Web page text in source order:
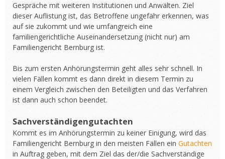
Gespräche mit weiteren Institutionen und Anwälten. Ziel
dieser Auflistung ist, das Betroffene ungefähr erkennen, was
auf sie zukommt und wie umfangreich eine
familiengerichtliche Auseinandersetzung (nicht nur) am
Familiengericht Bernburg ist.
Bis zum ersten Anhörungstermin geht alles sehr schnell. In
vielen Fällen kommt es dann direkt in diesem Termin zu
einem Vergleich zwischen den Beteiligten und das Verfahren
ist dann auch schon beendet.
Sachverständigengutachten
Kommt es im Anhörungstermin zu keiner Einigung, wird das
Familiengericht Bernburg in den meisten Fällen ein Gutachten
in Auftrag geben, mit dem Ziel das der/die Sachverständige